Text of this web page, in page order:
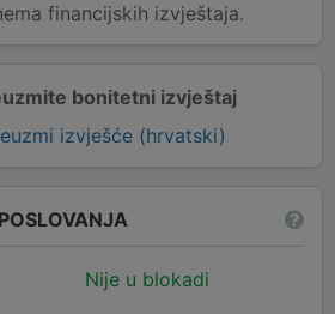
bonitetni izvještaj
izvješće (hrvatski)
financijskih izvještaja.
Nije u blokadi